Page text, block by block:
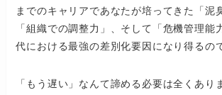
までのキャリアであなたが培ってきた「泥
「組織での調整力」、そして「危機管理能
代における最強の差別化要因になり得るの
「もう遅い」なんて諦める必要は全くあり